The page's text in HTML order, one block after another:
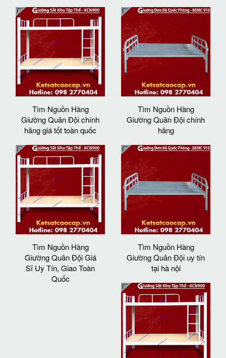
Tìm Nguồn Hàng
Giường Quân Đội chính
hãng giá tốt toàn quốc
Tìm Nguồn Hàng
Giường Quân Đội chính
hãng
Tìm Nguồn Hàng
Giường Quân Đội Giá
Sỉ Uy Tín, Giao Toàn
Quốc
Tìm Nguồn Hàng
Giường Quân Đội uy tín
tại hà nội